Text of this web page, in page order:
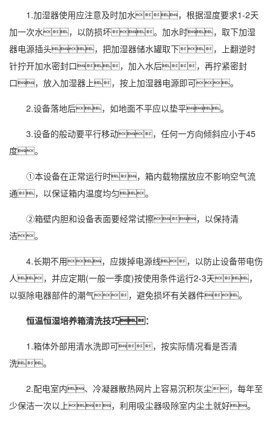
1.加湿器使用应注意及时加水，根据湿度要求1-2天
加一次水，以防损坏。加水时，取下加湿
器电源插头，把加湿器储水罐取下，上翻逆时
针拧开加水密封口，加入水后，再拧紧密封
口，放入加湿器上，按上加湿器电源即可。
2.设备落地后，如地面不平应以垫平。
3.设备的般动要平行移动，任何一方向倾斜应小于45
度。
①本设备在正常运行时，箱内载物摆放应不影响空气流
通，以保证箱内温度均匀。
②箱壁内胆和设备表面要经常试擦，以保持清
洁。
4.长期不用，应拨掉电源线，以防止设备带电伤
人，并应定期(一般一季度)按使用条件运行2-3天，
以驱除电器部件的潮气，避免损坏有关器件。
恒温恒湿培养箱清洗技巧：
1.箱体外部用清水洗即可，按实际情况看是否清
洗。
2.配电室内、冷凝器散热网片上容易沉积灰尘，每年至
少保洁一次以上，利用吸尘器吸除室内尘土就好。